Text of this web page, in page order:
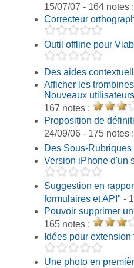
15/07/07 - 164 notes :
Correcteur
Outil offline pour
Des aides
Afficher les
Nouveaux
167 notes :
Proposition de
24/09/06 - 175 notes :
Des Sous-Rubriques
Version iPhone d'un
Suggestion en
formulaires et API" -
Pouvoir supprimer
165 notes :
Idées pour extension
Une photo en